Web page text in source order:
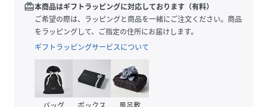
-ダブルウォールのステンレス・真空加工により、冷たい飲み
物の最適な温度を維持します
-耐久性があり、結露を防ぐ表面加工をしています。
-18ozのボトルは標準サイズのカップホルダーに収まります
-BPAフリー
-手洗い推奨
redeem本商品はギフトラッピングに対応しております（有料）
ご希望の際は、ラッピングと商品を一緒にご注文ください。商品
をラッピングして、ご指定の住所にお届けします。
ギフトラッピングサービスについて